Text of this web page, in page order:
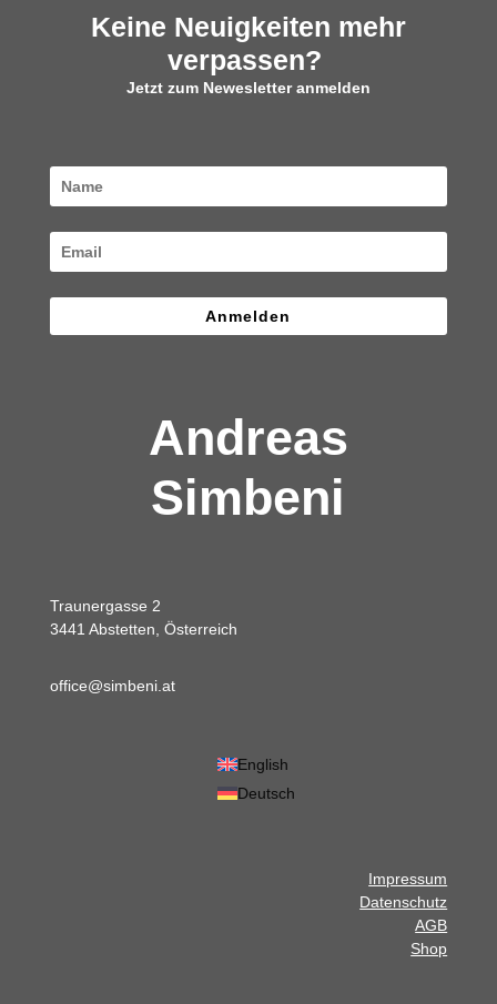
Keine Neuigkeiten mehr
verpassen?
Jetzt zum Newesletter anmelden
Anmelden
Andreas
Simbeni
Traunergasse 2
3441 Abstetten, Österreich
office@simbeni.at
English
Deutsch
Impressum
Datenschutz
AGB
Shop